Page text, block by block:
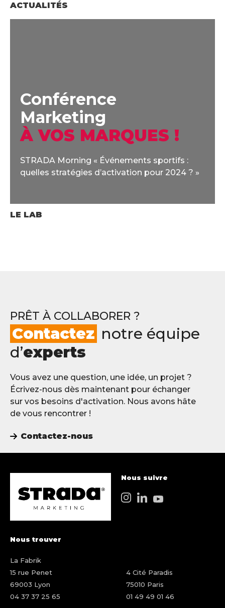
ACTUALITÉS
Conférence
Marketing
À VOS MARQUES !
STRADA Morning « Événements sportifs :
quelles stratégies d’activation pour 2024 ? »
LE LAB
PRÊT À COLLABORER ?
Contactez notre équipe
d’experts
Vous avez une question, une idée, un projet ?
Écrivez-nous dès maintenant pour échanger
sur vos besoins d'activation. Nous avons hâte
de vous rencontrer !
Contactez-nous
Nous suivre
Nous trouver
La Fabrik
15 rue Penet
69003 Lyon
04 37 37 25 65
4 Cité Paradis
75010 Paris
01 49 49 01 46